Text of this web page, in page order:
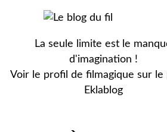
La seule limite est le
d'imagination !
Voir le profil de filmagique sur le
Eklablog